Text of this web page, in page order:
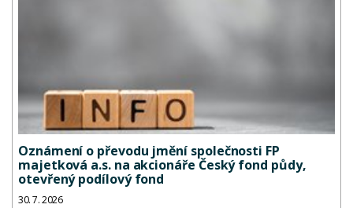
Oznámení o převodu jmění společnosti FP
majetková a.s. na akcionáře Český fond půdy,
otevřený podílový fond
30. 7. 2026